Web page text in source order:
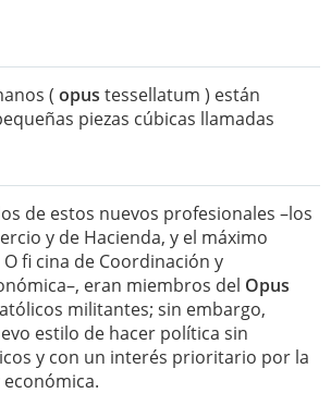
( opus tessellatum ) están
piezas cúbicas llamadas
de estos nuevos profesionales –los
y de Hacienda, y el máximo
fi cina de Coordinación y
eran miembros del Opus
militantes; sin embargo,
estilo de hacer política sin
y con un interés prioritario por la
económica.